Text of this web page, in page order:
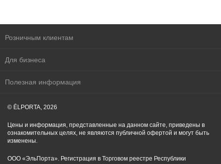
Розничным клиентам
Для бизнеса
Полезная информация
© ĒLPORTA, 2026
Цены и информация, представленные на данном сайте, приведены в
ознакомительных целях, не являются публичной офертой и могут быть
изменены.
ООО «ЭльПорта». Регистрация в Торговом реестре Республики